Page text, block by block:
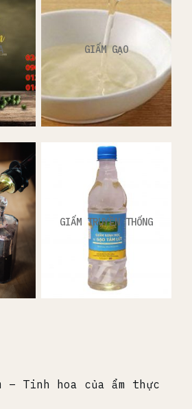
GIẤM GẠO
GIẤM TRUYỀN THỐNG
– Tinh hoa của ẩm thực